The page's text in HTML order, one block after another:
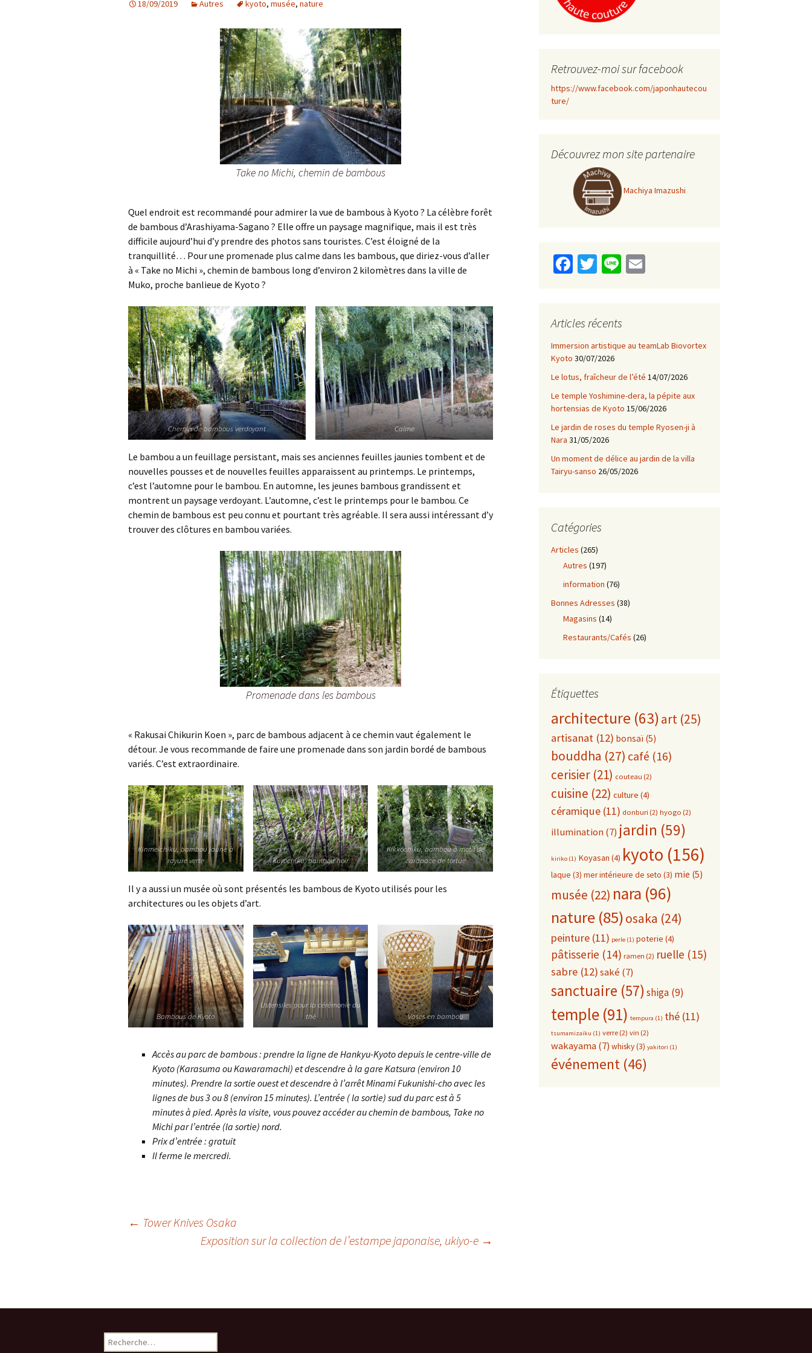
Banlieue de Kyoto
Quartier autour du
château d’Osaka
Quartiers de
Nakanoshima et de
Semba
La Rive Sud
La Rive Nord
de pèlerinage dans les
monts Kii
Kumano
Yoshino/Omine
Himeji
Kanazawa
18/09/2019 Autres kyoto, musée, nature
Take no Michi, chemin de bambous
Quel endroit est recommandé pour admirer la vue de bambous à Kyoto ? La célèbre forêt
de bambous d’Arashiyama-Sagano ? Elle offre un paysage magnifique, mais il est très
difficile aujourd’hui d’y prendre des photos sans touristes. C’est éloigné de la
tranquillité… Pour une promenade plus calme dans les bambous, que diriez-vous d’aller
à « Take no Michi », chemin de bambous long d’environ 2 kilomètres dans la ville de
Muko, proche banlieue de Kyoto ?
Chemin de bambous verdoyant Calme
Le bambou a un feuillage persistant, mais ses anciennes feuilles jaunies tombent et de
nouvelles pousses et de nouvelles feuilles apparaissent au printemps. Le printemps,
c’est l’automne pour le bambou. En automne, les jeunes bambous grandissent et
montrent un paysage verdoyant. L’automne, c’est le printemps pour le bambou. Ce
chemin de bambous est peu connu et pourtant très agréable. Il sera aussi intéressant d’y
trouver des clôtures en bambou variées.
Promenade dans les bambous
« Rakusai Chikurin Koen », parc de bambous adjacent à ce chemin vaut également le
détour. Je vous recommande de faire une promenade dans son jardin bordé de bambous
variés. C’est extraordinaire.
Kinmeichiku, bambou jaune à
rayure verte
Kurochiku, bambou noir
Kikkochiku, bambou à motif de
carapace de tortue
Il y a aussi un musée où sont présentés les bambous de Kyoto utilisés pour les
architectures ou les objets d’art.
Bambous de Kyoto
Ustensiles pour la cérémonie du
thé
Vases en bambou
Accès au parc de bambous : prendre la ligne de Hankyu-Kyoto depuis le centre-ville de
Kyoto (Karasuma ou Kawaramachi) et descendre à la gare Katsura (environ 10
minutes). Prendre la sortie ouest et descendre à l’arrêt Minami Fukunishi-cho avec les
lignes de bus 3 ou 8 (environ 15 minutes). L’entrée ( la sortie) sud du parc est à 5
minutes à pied. Après la visite, vous pouvez accéder au chemin de bambous, Take no
Michi par l’entrée (la sortie) nord.
Prix d’entrée : gratuit
Il ferme le mercredi.
Navigation
l'article
← Tower Knives Osaka
Exposition sur la collection de l’estampe japonaise, ukiyo-e →
Retrouvez-moi sur facebook
https://www.facebook.com/japonhautecou
ture/
Découvrez mon site partenaire
Machiya Imazushi
Fa
o
o
k
T
er
Li
Articles récents
Immersion artistique au teamLab Biovortex
Kyoto 30/07/2026
Le lotus, fraîcheur de l’été 14/07/2026
Le temple Yoshimine-dera, la pépite aux
hortensias de Kyoto 15/06/2026
Le jardin de roses du temple Ryosen-ji à
Nara 31/05/2026
Un moment de délice au jardin de la villa
Tairyu-sanso 26/05/2026
Catégories
Articles (265)
Autres (197)
information (76)
Bonnes Adresses (38)
Magasins (14)
Restaurants/Cafés (26)
Étiquettes
architecture (63)art (25)
artisanat (12) bonsaï (5)
bouddha (27) café (16)
cerisier (21) couteau (2)
cuisine (22) culture (4)
céramique (11) donburi (2) hyogo (2)
illumination(7) jardin (59)
kiriko (1) Koyasan (4) kyoto (156)
laque (3) mer intérieure de seto (3) mie (5)
musée (22) nara (96)
nature (85)osaka (24)
peinture (11) perle (1) poterie (4)
pâtisserie (14) ramen (2) ruelle (15)
sabre (12)saké (7)
sanctuaire (57) shiga (9)
temple (91) tempura (1) thé (11)
tsumamizaiku (1) verre(2) vin (2)
wakayama(7) whisky(3) yakitori (1)
événement (46)
Rechercher :